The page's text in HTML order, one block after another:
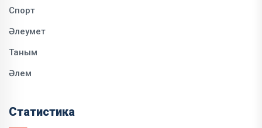
Спорт
Әлеумет
Таным
Әлем
Статистика